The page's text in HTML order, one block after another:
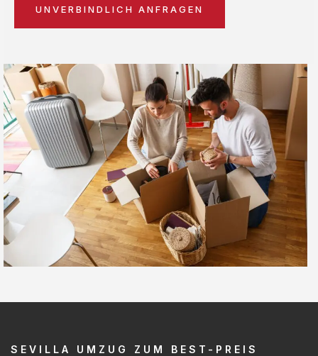
UNVERBINDLICH ANFRAGEN
SEVILLA UMZUG ZUM BEST-PREIS